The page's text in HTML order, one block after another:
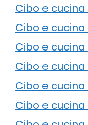
Cibo e
Cibo e
Cibo e
Cibo e
Cibo e
Cibo e